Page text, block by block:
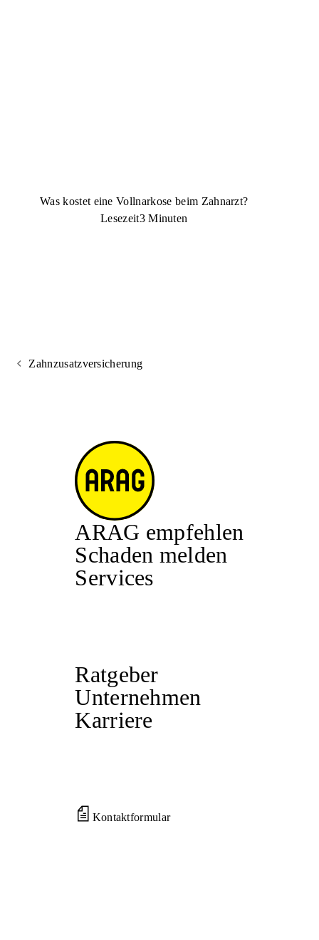
Was kostet eine Vollnarkose beim Zahnarzt?
Lesezeit3 Minuten
Zahnzusatzversicherung
ARAG empfehlen
Schaden melden
Services
Ratgeber
Unternehmen
Karriere
Kontaktformular